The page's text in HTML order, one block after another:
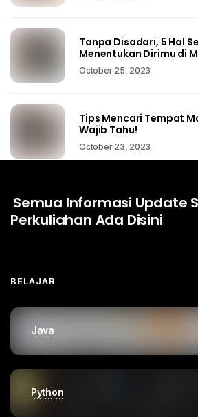
Tanpa Disadari, 5 Hal
Menentukan Dirimu di
October 25, 2023
Tips Mencari Tempat
Wajib Tahu!
October 23, 2023
Semua Informasi Update
Perkuliahan Ada Disini
BELAJAR
Java
Python